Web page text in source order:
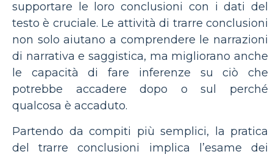
supportare le loro conclusioni con i dati del
testo è cruciale. Le attività di trarre conclusioni
non solo aiutano a comprendere le narrazioni
di narrativa e saggistica, ma migliorano anche
le capacità di fare inferenze su ciò che
potrebbe accadere dopo o sul perché
qualcosa è accaduto.
Partendo da compiti più semplici, la pratica
del trarre conclusioni implica l’esame dei